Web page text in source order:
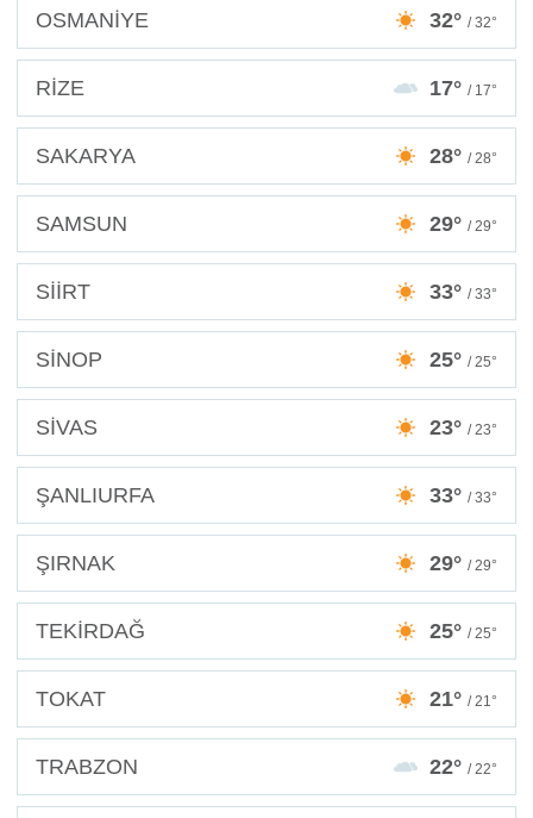
OSMANİYE 32° / 32°
RİZE 17° / 17°
SAKARYA 28° / 28°
SAMSUN 29° / 29°
SİİRT 33° / 33°
SİNOP 25° / 25°
SİVAS 23° / 23°
ŞANLIURFA 33° / 33°
ŞIRNAK 29° / 29°
TEKİRDAĞ 25° / 25°
TOKAT 21° / 21°
TRABZON 22° / 22°